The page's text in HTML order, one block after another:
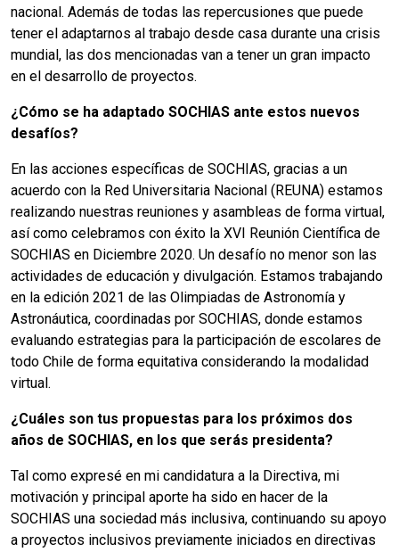
nacional. Además de todas las repercusiones que puede
tener el adaptarnos al trabajo desde casa durante una crisis
mundial, las dos mencionadas van a tener un gran impacto
en el desarrollo de proyectos.
¿Cómo se ha adaptado SOCHIAS ante estos nuevos
desafíos?
En las acciones específicas de SOCHIAS, gracias a un
acuerdo con la Red Universitaria Nacional (REUNA) estamos
realizando nuestras reuniones y asambleas de forma virtual,
así como celebramos con éxito la XVI Reunión Científica de
SOCHIAS en Diciembre 2020. Un desafío no menor son las
actividades de educación y divulgación. Estamos trabajando
en la edición 2021 de las Olimpiadas de Astronomía y
Astronáutica, coordinadas por SOCHIAS, donde estamos
evaluando estrategias para la participación de escolares de
todo Chile de forma equitativa considerando la modalidad
virtual.
¿Cuáles son tus propuestas para los próximos dos
años de SOCHIAS, en los que serás presidenta?
Tal como expresé en mi candidatura a la Directiva, mi
motivación y principal aporte ha sido en hacer de la
SOCHIAS una sociedad más inclusiva, continuando su apoyo
a proyectos inclusivos previamente iniciados en directivas